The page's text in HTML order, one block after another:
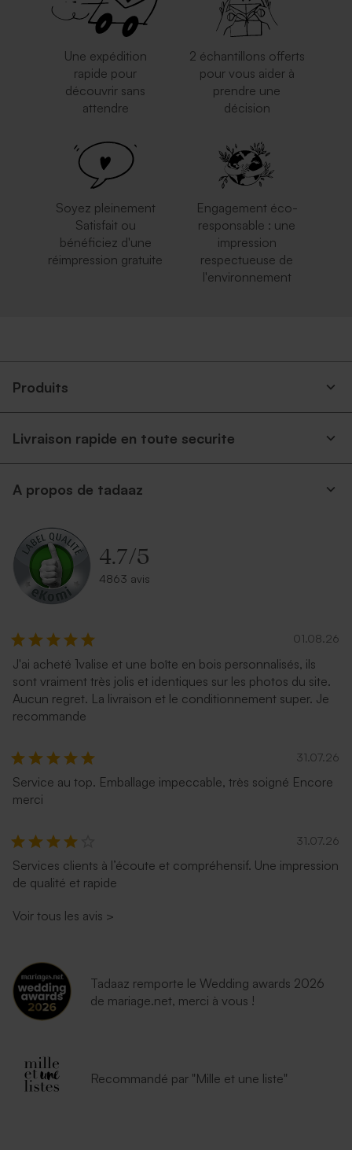
Une expédition
rapide pour
découvrir sans
attendre
2 échantillons offerts
pour vous aider à
prendre une
décision
Soyez pleinement
Satisfait ou
bénéficiez d'une
réimpression gratuite
Engagement éco-
responsable : une
impression
respectueuse de
l'environnement
Produits
Livraison rapide en toute securite
A propos de tadaaz
4.7/5
4863 avis
01.08.26
J'ai acheté 1valise et une boîte en bois personnalisés, ils
sont vraiment très jolis et identiques sur les photos du site.
Aucun regret. La livraison et le conditionnement super. Je
recommande
31.07.26
Service au top. Emballage impeccable, très soigné Encore
merci
31.07.26
Services clients à l’écoute et compréhensif. Une impression
de qualité et rapide
Voir tous les avis >
Tadaaz remporte le Wedding awards 2026
de mariage.net, merci à vous !
Recommandé par "Mille et une liste"